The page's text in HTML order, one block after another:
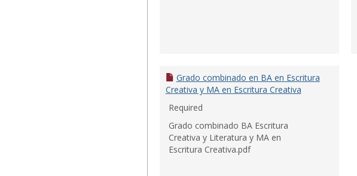
Grado combinado en BA en Escritura
Creativa y MA en Escritura Creativa
Required
Grado combinado BA Escritura
Creativa y Literatura y MA en
Escritura Creativa.pdf